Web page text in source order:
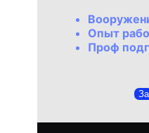
Опыт
Проф